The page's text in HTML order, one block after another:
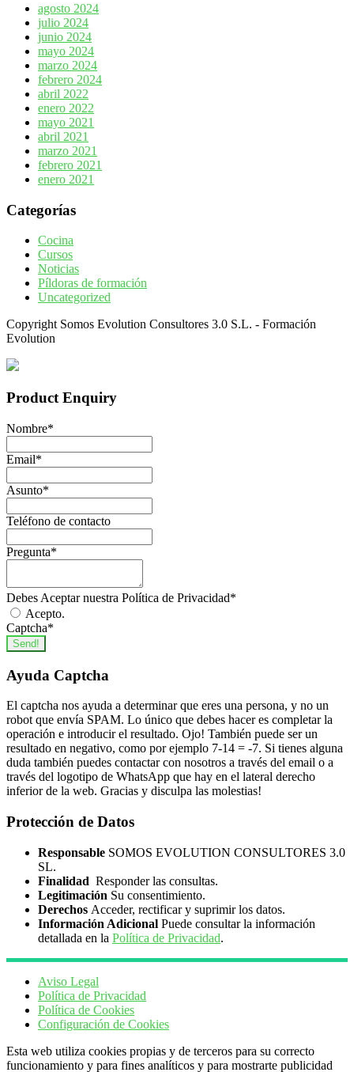
agosto 2024
julio 2024
junio 2024
mayo 2024
marzo 2024
febrero 2024
abril 2022
enero 2022
mayo 2021
abril 2021
marzo 2021
febrero 2021
enero 2021
Categorías
Cocina
Cursos
Noticias
Píldoras de formación
Uncategorized
Copyright Somos Evolution Consultores 3.0 S.L. - Formación
Evolution
Product Enquiry
Nombre*
Email*
Asunto*
Teléfono de contacto
Pregunta*
Debes Aceptar nuestra Política de Privacidad*
Acepto.
Captcha*
Send!
Ayuda Captcha
El captcha nos ayuda a determinar que eres una persona, y no un
robot que envía SPAM. Lo único que debes hacer es completar la
operación e introducir el resultado. Ojo! También puede ser un
resultado en negativo, como por ejemplo 7-14 = -7. Si tienes alguna
duda también puedes contactar con nosotros a través del email o a
través del logotipo de WhatsApp que hay en el lateral derecho
inferior de la web. Gracias y disculpa las molestias!
Protección de Datos
Responsable SOMOS EVOLUTION CONSULTORES 3.0
SL.
Finalidad Responder las consultas.
Legitimación Su consentimiento.
Derechos Acceder, rectificar y suprimir los datos.
Información Adicional Puede consultar la información
detallada en la Política de Privacidad.
Aviso Legal
Política de Privacidad
Política de Cookies
Configuración de Cookies
Esta web utiliza cookies propias y de terceros para su correcto
funcionamiento y para fines analíticos y para mostrarte publicidad